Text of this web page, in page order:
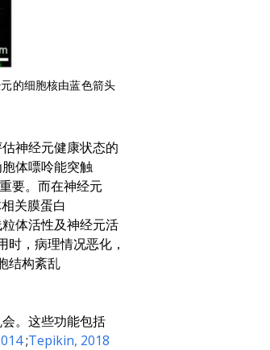
的细胞核由蓝色箭头
神经元健康状态的
体嘌呤能突触
要。而在神经元
关膜蛋白
体活性及神经元活
，病理情况恶化，
结构紊乱
。这些功能包括
;Tepikin, 2018